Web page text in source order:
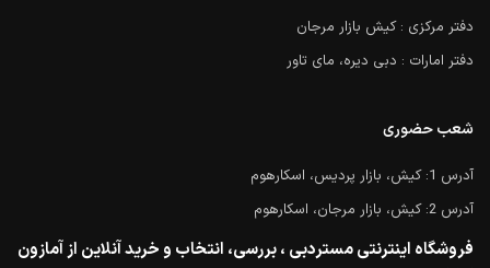
دفتر مرکزی : کیش بازار مرجان
دفتر امارات : دبی دیره، مای تاور
شعب حضوری
آدرس 1: کیش، بازار پردیس، اسکارهوم
آدرس 2: کیش، بازار مرجان، اسکارهوم
فروشگاه اینترنتی مستردبی ، بررسی، انتخاب و خرید آنلاین از آمازون